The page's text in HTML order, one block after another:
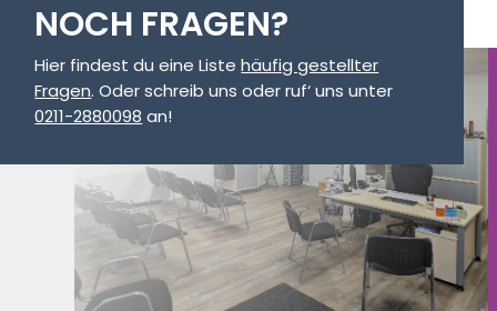
NOCH FRAGEN?
Hier findest du eine Listehäufig gestellter
Fragen. Oder schreib uns oder ruf‘ uns unter
0211-2880098 an!